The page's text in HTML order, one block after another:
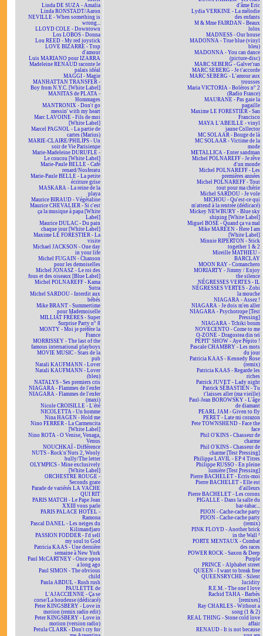
Linda DE SUZA - Amalia
Linda RONSTADT/Aaron
NEVILLE - When something is
wrong...
LLOYD COLE - Downtown
Los LOBOS - Donna
Lou REED - My red joystick
LOVE BIZARRE - Trop
d'amour
Luis MARIANO pour IZARRA
Madeleine RENAUD raconte le
palais idéal
MAGGI - Magie
MANHATTAN TRANSFER -
Boy from N.Y.C. [White Label]
MANITAS de PLATA -
Hommages
MANTRONIX - Don't go
messin' with my heart
Marc LAVOINE - Fils de moi
[White Label]
Marcel PAGNOL - La partie de
cartes (Marius)
MARIE-CLAIRE/PHILIPS - Un
soir de Vie Parisienne
Marie-Madeleine DURUFLÉ -
Le coucou [White Label]
Marie-Paule BELLE - Café
renard/Nosferatu
Marie-Paule BELLE - La petite
écriture grise
MASKARA - La reine de la
playa
Maurice BIRAUD - Végétaline
Maurice CHEVALIER - Si c'est
ça la musique à papa [White
Label]
Maurice DULAC - Du pain
chaque jour [White Label]
Maxime LE FORESTIER - La
visite
Michael JACKSON - One day
in your life
Michel FUGAIN - Chanson
pour les demoiselles
Michel JONASZ - Le roi des
fous et des oiseaux [Blue Label]
Michel POLNAREFF - Kama
Sutra
Michel SARDOU - Interdit aux
bébés
Mike BRANT - Summertime
pour Mademoiselle
MILLIAT FRÈRES - Super
Surprise Party n° 8
MONTY - Moi je préfère la
France
MORRISSEY - The last of the
famous international playboys
MOVIE MUSIC - Stars de la
pub
Natali KAUFMANN - Lover
Natali KAUFMANN - Lover
(bleu)
NATALYS - Ses premiers cris
NIAGARA - Flammes de l'enfer
NIAGARA - Flammes de l'enfer
(maxi)
Nicole CROISILLE - L'été
NICOLETTA - Un homme
Nina HAGEN - Hold me
Nino FERRER - La Carmencita
[White Label]
Nino ROTA - O Venise, Venaga,
Venus
NOUCHKAÏ - Différence
NUTS - Rock'n'Nuts 2, Wooly
bully/The letter
OLYMPICS - Mine exclusively
[White Label]
ORCHESTRE ROUGE -
Seconds grate
Parade de variétés LA VACHE
QUI RIT
PARIS MATCH - Le Pape Jean
XXIII vous parle
PARIS PALACE HOTEL -
Ramona
Pascal DANEL - Les neiges du
Kilimandjaro
PASSION FODDER - I'd sell
my soul to God
Patricia KAAS - Une dernière
semaine à New York
Paul McCARTNEY - Once upon
a long ago
Paul SIMON - The obvious
child
Paula ABDUL - Rush rush
PAULETTE de
L'AJACCIENNE - Ça se
corse/La boudeuse (dédicacé)
Peter KINGSBERY - Love in
motion (remix radio edit)
Peter KINGSBERY - Love in
motion (version radio)
Petula CLARK - Don't cry for
d'âme Eric
Lydia VERKINE - La mélodie
des enfants
M & Mme FAIRDAN - Beaux
lolos
MADNESS - Our house
MADONNA - True blue (vinyl
bleu)
MADONNA - You can dance
(picture-disc)
MARC SEBERG - Galver'ran
MARC SEBERG - Je t'accorde
MARC SEBERG - L'amour aux
trousses
Maria VICTORIA - Boléros n° 2
(Radio France)
MAURANE - Pas gaie la
pagaille
Maxime LE FORESTIER - San
Francisco
MAYA L'ABEILLE - vinyl
jaune Collector
MC SOLAAR - Bouge de là
MC SOLAAR - Victime de la
mode
METALLICA - Enter sandman
Michel POLNAREFF - Je rêve
d'un monde
Michel POLNAREFF - Les
premières années
Michel POLNAREFF - Tout
tout pour ma chérie
Michel SARDOU - Je vole
MICHOU - Qu'est-ce qui
m'attend à la rentrée (dédicacé)
Mickey NEWBURY - Blue sky
shining [White Label]
Miguel BOSÉ - Quand ça va mal
Mike MAREEN - Here I am
[White Label]
Minnie RIPERTON - Stick
together 1 & 2
Mireille MATHIEU -
BARCLAY
MOON RAY - Comanchero
MORIARTY - Jimmy / Enjoy
the silence
NÉGRESSES VERTES - IL
NÉGRESSES VERTES - Zobi
la mouche
NIAGARA - Assez !
NIAGARA - Je dois m'en aller
NIAGARA - Psychotrope [Test
Pressing]
NIAGARA - Tchiki boum
NOVECENTO - Come to me
O-ZONE - Dragostea din teï
PÉPIT' SHOW - Aye Pépito !
Pascale CHAMBRY - Les mots
du jour
Patricia KAAS - Kennedy Rose
(remix)
Patricia KAAS - Regarde les
riches
Patrick JUVET - Lady night
Patrick SÉBASTIEN - Tu
t'laisses aller (ma vieille)
Paul-Jean BOROWSKY - L'âge
de diamant
PEARL JAM - Given to fly
PERET - Late mi corazon
Pete TOWNSHEND - Face the
face
Phil O'KINS - Chasseur de
charme
Phil O'KINS - Chasseur de
charme [Test Pressing]
Philippe LAVIL - EP 4 Titres
Philippe RUSSO - En pleine
lumière [Test Pressing]
Pierre BACHELET - Écris-moi
Pierre BACHELET - Elle est
d'ailleurs
Pierre BACHELET - Les corons
PIGALLE - Dans la salle du
bar-tabac...
PIJON - Cache-cache party
PIJON - Cache-cache party
(remix)
PINK FLOYD - Another brick
in the Wall ²
PORTE MENTAUX - Combat
des races
POWER ROCK - Saxon & Deep
Purple
PRINCE - Alphabet street
QUEEN - I want to break free
QUEENSRYCHE - Silent
lucidity
R.E.M. - The one I love
Rachid TAHA - Barbès
[remixes]
Ray CHARLES - Without a
song (1 & 2)
REAL THING - Stone cold love
affair
RENAUD - It is not because